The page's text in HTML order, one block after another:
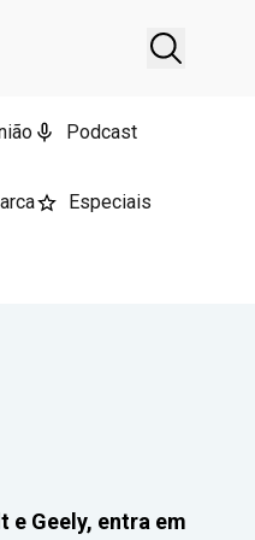
Podcast
Especiais
e Geely, entra em